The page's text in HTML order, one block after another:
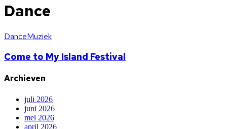
Dance
DanceMuziek
Come to My Island Festival
Archieven
juli 2026
juni 2026
mei 2026
april 2026